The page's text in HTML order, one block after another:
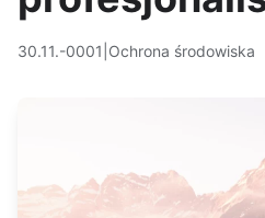
30.11.-0001 Ochrona środowiska